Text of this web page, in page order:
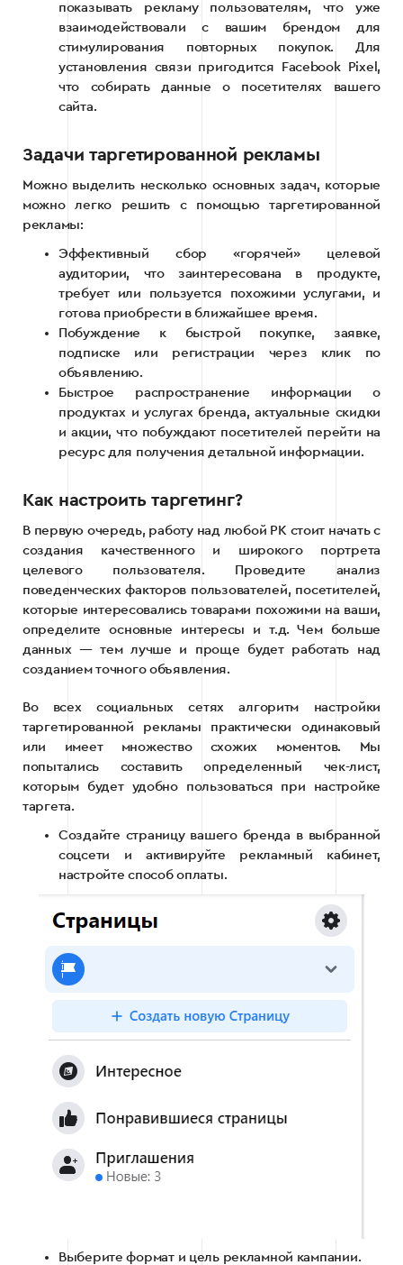
показывать рекламу пользователям, что уже
взаимодействовали с вашим брендом для
стимулирования повторных покупок. Для
установления связи пригодится Facebook Pixel,
что собирать данные о посетителях вашего
сайта.
Задачи таргетированной рекламы
Можно выделить несколько основных задач, которые
можно легко решить с помощью таргетированной
рекламы:
Эффективный сбор «горячей» целевой
аудитории, что заинтересована в продукте,
требует или пользуется похожими услугами, и
готова приобрести в ближайшее время.
Побуждение к быстрой покупке, заявке,
подписке или регистрации через клик по
объявлению.
Быстрое распространение информации о
продуктах и ​​услугах бренда, актуальные скидки
и акции, что побуждают посетителей перейти на
ресурс для получения детальной информации.
Как настроить таргетинг?
В первую очередь, работу над любой РК стоит начать с
создания качественного и широкого портрета
целевого пользователя. Проведите анализ
поведенческих факторов пользователей, посетителей,
которые интересовались товарами похожими на ваши,
определите основные интересы и т.д. Чем больше
данных — тем лучше и проще будет работать над
созданием точного объявления.
Во всех социальных сетях алгоритм настройки
таргетированной рекламы практически одинаковый
или имеет множество схожих моментов. Мы
попытались составить определенный чек-лист,
которым будет удобно пользоваться при настройке
таргета.
Создайте страницу вашего бренда в выбранной
соцсети и активируйте рекламный кабинет,
настройте способ оплаты.
Выберите формат и цель рекламной кампании.